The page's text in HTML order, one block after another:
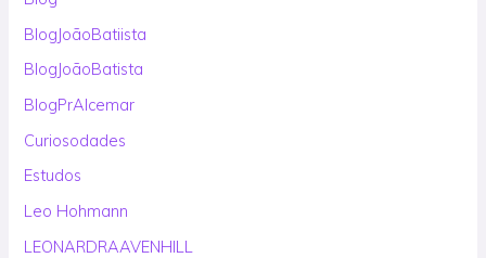
BlogJoãoBatiista
BlogJoãoBatista
BlogPrAlcemar
Curiosodades
Estudos
Leo Hohmann
LEONARDRAAVENHILL